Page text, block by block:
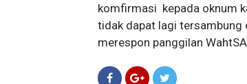
komfirmasi kepada oknum
tidak dapat lagi tersambung
merespon panggilan